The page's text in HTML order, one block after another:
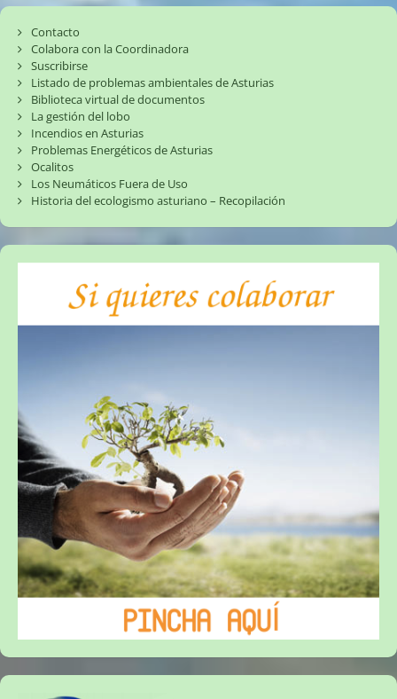
Contacto
Colabora con la Coordinadora
Suscribirse
Listado de problemas ambientales de Asturias
Biblioteca virtual de documentos
La gestión del lobo
Incendios en Asturias
Problemas Energéticos de Asturias
Ocalitos
Los Neumáticos Fuera de Uso
Historia del ecologismo asturiano – Recopilación